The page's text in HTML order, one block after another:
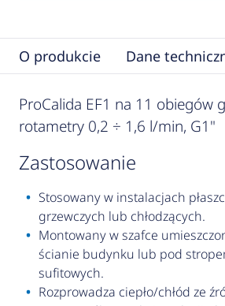
O produkcie Dane
ProCalida EF1 na 11 obiegów
rotametry 0,2 ÷ 1,6 l/min, G1"
zastosowanie
Stosowany w instalacjach
grzewczych lub chłodzących.
Montowany w szafce
ścianie budynku lub pod
sufitowych.
Rozprowadza ciepło/chłód ze